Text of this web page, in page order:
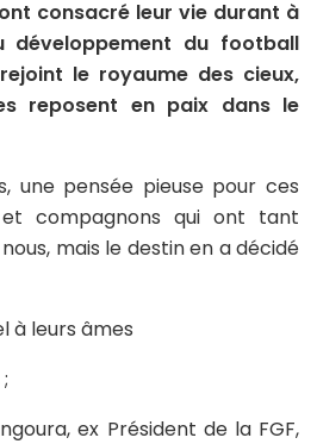
consacré leur vie durant à
du football
le royaume des cieux,
reposent en paix dans le
une pensée pieuse pour ces
et compagnons qui ont tant
mais le destin en a décidé
à leurs âmes
ex Président de la FGF,